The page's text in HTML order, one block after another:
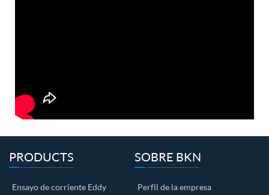
PRODUCTS
Ensayo de corriente Eddy
SOBRE BKN
Perfil de la empresa